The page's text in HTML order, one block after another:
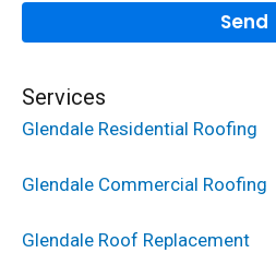
Services
Glendale Residential Roofing
Glendale Commercial Roofing
Glendale Roof Replacement